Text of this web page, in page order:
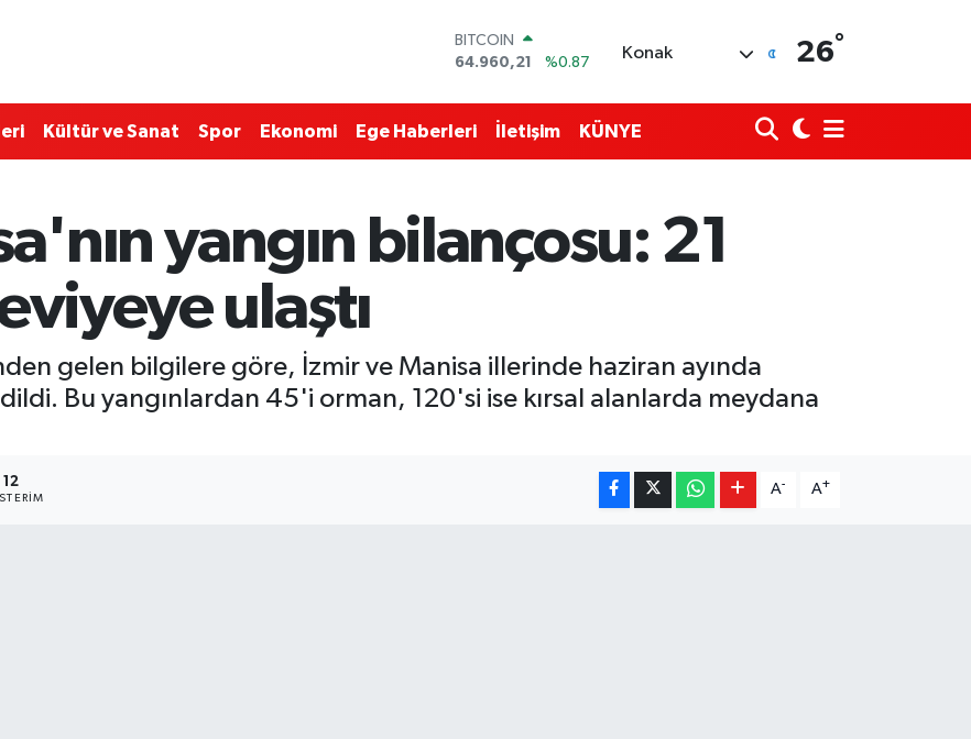
64.960,21
DOLAR
EURO
55,2510
%0.32
BİST100
13.773
%-19
Konak 26°
Kültür ve Sanat Spor Ekonomi Ege Haberleri İletişim KÜNYE
yangın bilançosu: 21
ulaştı
gelen bilgilere göre, İzmir ve Manisa illerinde haziran ayında
Bu yangınlardan 45'i orman, 120'si ise kırsal alanlarda meydana
12 A- A+